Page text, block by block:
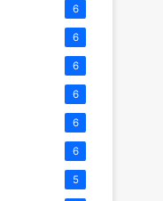
6
6
6
6
6
6
5